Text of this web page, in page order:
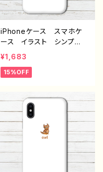
iPhoneケース スマホケ
ース イラスト シンプ
ル 安い おしゃれ ゆる
かわ 可愛い 動物 駝
鳥 白 メンズ レディー
ース ユニーク 個性的
おすすめ iPhone15/14/1
3/12/11 AQUOS sense
4 5 6 Xperia Google
ンブランド 人気 イラスト
¥1,683
15%OFF